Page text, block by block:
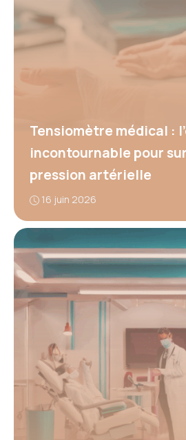
Tensiomètre médical :
incontournable pour
pression artérielle
16 juin 2026